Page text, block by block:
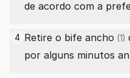
de acordo com a
4 Retire o bife ancho (1)
por alguns minutos